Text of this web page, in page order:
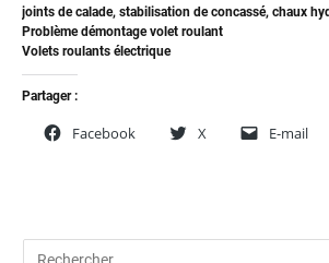
joints de calade, stabilisation de concassé, chaux
Problème démontage volet roulant
Volets roulants électrique
Partager :
Facebook X E-mail